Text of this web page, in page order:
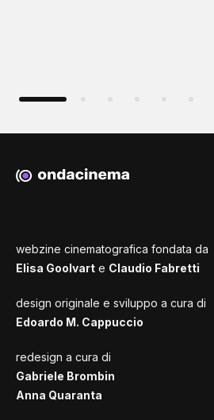
webzine cinematografica fondata da
Elisa Goolvart e Claudio Fabretti
design originale e sviluppo a cura di
Edoardo M. Cappuccio
redesign a cura di
Gabriele Brombin
Anna Quaranta